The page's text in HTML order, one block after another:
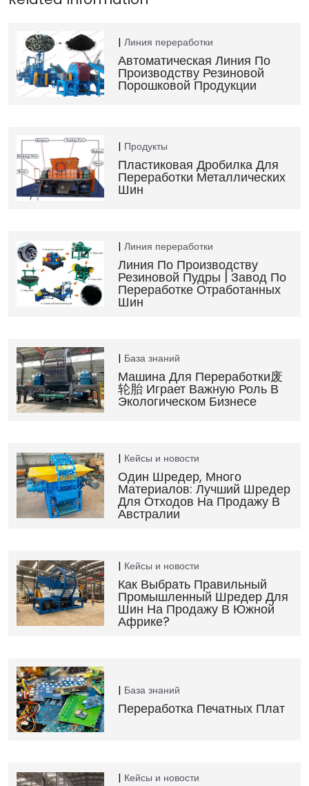
Линия переработки
Автоматическая Линия По
Производству Резиновой
Порошковой Продукции
Продукты
Пластиковая Дробилка Для
Переработки Металлических
Шин
Линия переработки
Линия По Производству
Резиновой Пудры | Завод По
Переработке Отработанных
Шин
База знаний
Машина Для Переработки废
轮胎 Играет Важную Роль В
Экологическом Бизнесе
Кейсы и новости
Один Шредер, Много
Материалов: Лучший Шредер
Для Отходов На Продажу В
Австралии
Кейсы и новости
Как Выбрать Правильный
Промышленный Шредер Для
Шин На Продажу В Южной
Африке?
База знаний
Переработка Печатных Плат
Кейсы и новости